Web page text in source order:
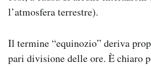
l’atmosfera terrestre).
Il termine “equinozio” deriva
pari divisione delle ore. È chiaro